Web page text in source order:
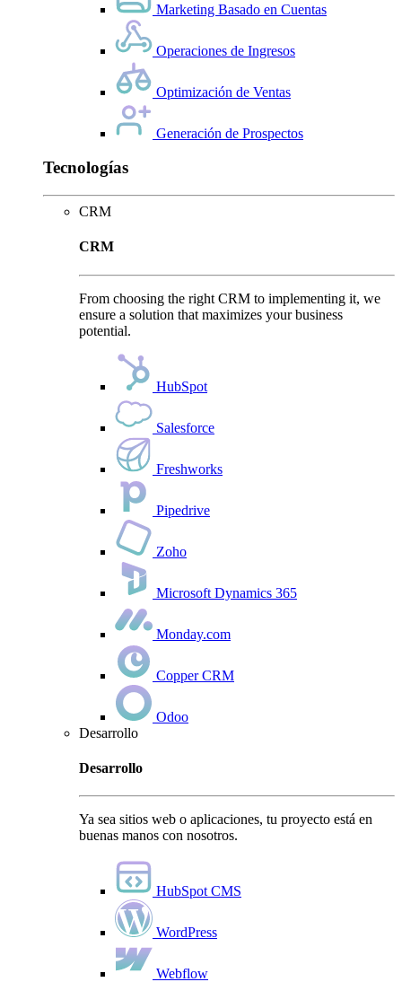
Marketing Basado en Cuentas
Operaciones de Ingresos
Optimización de Ventas
Generación de Prospectos
Tecnologías
CRM
CRM
From choosing the right CRM to implementing it, we
ensure a solution that maximizes your business
potential.
HubSpot
Salesforce
Freshworks
Pipedrive
Zoho
Microsoft Dynamics 365
Monday.com
Copper CRM
Odoo
Desarrollo
Desarrollo
Ya sea sitios web o aplicaciones, tu proyecto está en
buenas manos con nosotros.
HubSpot CMS
WordPress
Webflow